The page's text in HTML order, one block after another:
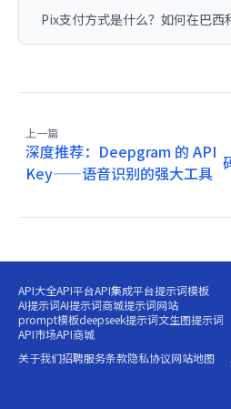
Pix支付方式是什么？如何在巴西
上一篇
深度推荐：Deepgram 的 API
Key——语音识别的强大工具
API大全API平台API集成平台提示词模板
AI提示词AI提示词商城提示词网站
prompt模板deepseek提示词文生图提示词
API市场API商城
关于我们招聘服务条款隐私协议网站地图